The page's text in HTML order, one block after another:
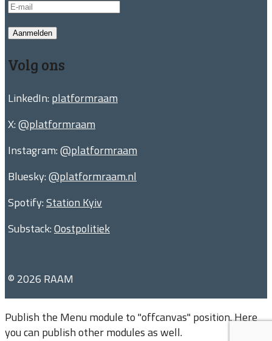
Aanmelden
Volg ons
LinkedIn: platformraam
X:@platformraam
Instagram:@platformraam
Bluesky:@platformraam.nl
Spotify:Station Kyiv
Substack:Oostpolitiek
© 2026 RAAM
Publish the Menu module to "offcanvas" position. Here
you can publish other modules as well.